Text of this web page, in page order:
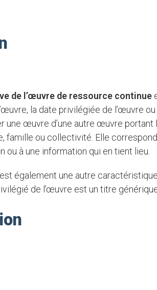
de l’œuvre de ressource continue
la date privilégiée de l’œuvre
une œuvre d’une autre œuvre
famille ou collectivité. Elle
ou à une information qui en tient lieu.
de l’œuvre est un titre